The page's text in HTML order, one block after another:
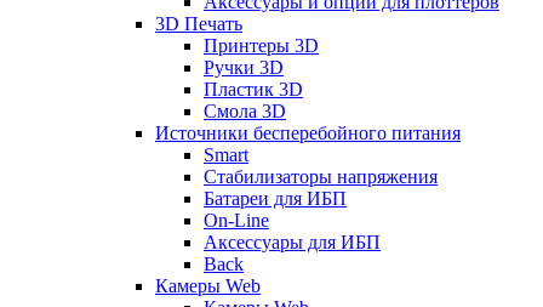
3D Печать
Принтеры 3D
Ручки 3D
Пластик 3D
Смола 3D
Источники бесперебойного питания
Smart
Стабилизаторы напряжения
Батареи для ИБП
On-Line
Аксессуары для ИБП
Back
Камеры Web